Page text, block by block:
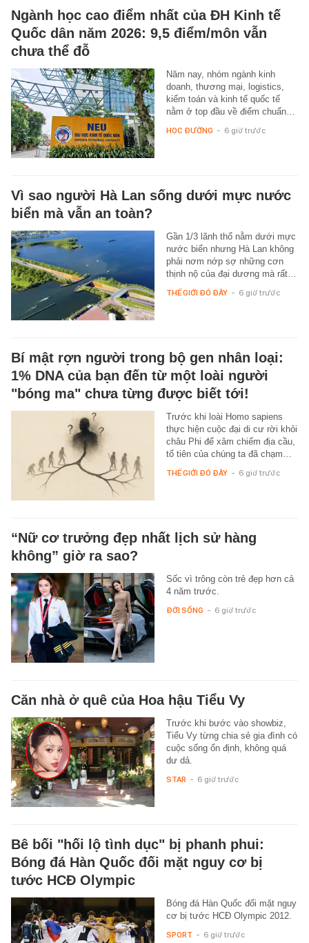
Ngành học cao điểm nhất của ĐH Kinh tế
Quốc dân năm 2026: 9,5 điểm/môn vẫn
chưa thể đỗ
Năm nay, nhóm ngành kinh
doanh, thương mại, logistics,
kiểm toán và kinh tế quốc tế
nằm ở top đầu về điểm chuẩn…
HỌC ĐƯỜNG - 6 giờ trước
Vì sao người Hà Lan sống dưới mực nước
biển mà vẫn an toàn?
Gần 1/3 lãnh thổ nằm dưới mực
nước biển nhưng Hà Lan không
phải nơm nớp sợ những cơn
thịnh nộ của đại dương mà rất…
THẾ GIỚI ĐÓ ĐÂY - 6 giờ trước
Bí mật rợn người trong bộ gen nhân loại:
1% DNA của bạn đến từ một loài người
"bóng ma" chưa từng được biết tới!
Trước khi loài Homo sapiens
thực hiện cuộc đại di cư rời khỏi
châu Phi để xâm chiếm địa cầu,
tổ tiên của chúng ta đã chạm…
THẾ GIỚI ĐÓ ĐÂY - 6 giờ trước
“Nữ cơ trưởng đẹp nhất lịch sử hàng
không” giờ ra sao?
Sốc vì trông còn trẻ đẹp hơn cả
4 năm trước.
ĐỜI SỐNG - 6 giờ trước
Căn nhà ở quê của Hoa hậu Tiểu Vy
Trước khi bước vào showbiz,
Tiểu Vy từng chia sẻ gia đình có
cuộc sống ổn định, không quá
dư dả.
STAR - 6 giờ trước
Bê bối "hối lộ tình dục" bị phanh phui:
Bóng đá Hàn Quốc đối mặt nguy cơ bị
tước HCĐ Olympic
Bóng đá Hàn Quốc đối mặt nguy
cơ bị tước HCĐ Olympic 2012.
SPORT - 6 giờ trước